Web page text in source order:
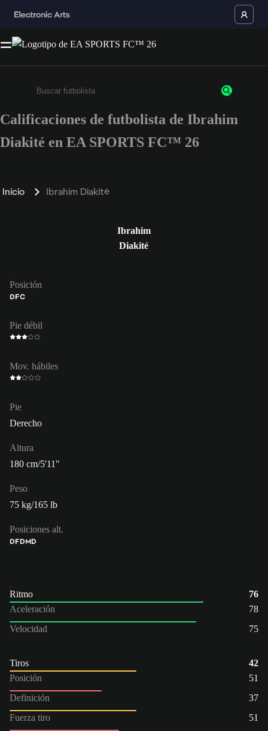
Ingresa un mínimo de 3 caracteres o números
Calificaciones de futbolista de Ibrahim
Diakité en EA SPORTS FC™ 26
Inicio Ibrahim Diakité
Ibrahim
Diakité
Posición
DFC
Pie débil
Mov. hábiles
Pie
Derecho
Altura
180 cm/5'11"
Peso
75 kg/165 lb
Posiciones alt.
DFDMD
Ritmo
76
Aceleración
78
Velocidad
75
Tiros
42
Posición
51
Definición
37
Fuerza tiro
51